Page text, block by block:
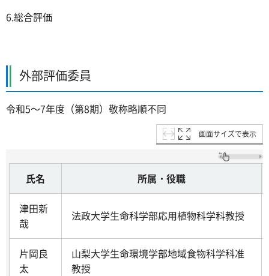
6.総合評価
外部評価委員
令和5～7年度（第8期）敬称略順不同
画面サイズで表示
氏名 所属・役職
津田新
哉
法政大学生命科学部応用植物科学科教授
片岡良
太
山梨大学生命環境学部地域食物科学科准
教授